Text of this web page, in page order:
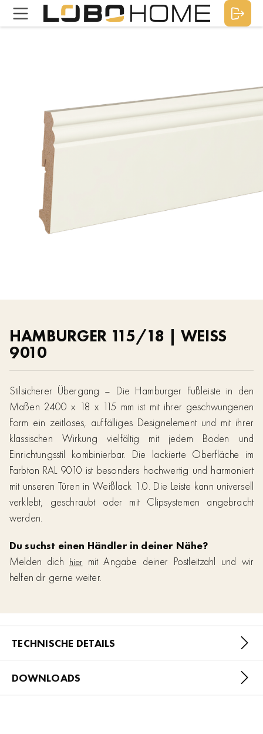
HAMBURGER 115/18 | WEISS
9010
Stilsicherer Übergang – Die Hamburger Fußleiste in den
Maßen 2400 x 18 x 115 mm ist mit ihrer geschwungenen
Form ein zeitloses, auffälliges Designelement und mit ihrer
klassischen Wirkung vielfältig mit jedem Boden und
Einrichtungsstil kombinierbar. Die lackierte Oberfläche im
Farbton RAL 9010 ist besonders hochwertig und harmoniert
mit unseren Türen in Weißlack 1.0. Die Leiste kann universell
verklebt, geschraubt oder mit Clipsystemen angebracht
werden.
Du suchst einen Händler in deiner Nähe?
Melden dich hier mit Angabe deiner Postleitzahl und wir
helfen dir gerne weiter.
TECHNISCHE DETAILS
DOWNLOADS